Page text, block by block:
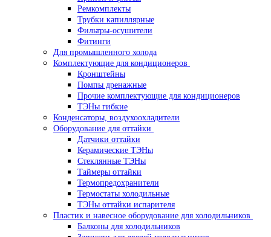
Ремкомплекты
Трубки капиллярные
Фильтры-осушители
Фитинги
Для промышленного холода
Комплектующие для кондиционеров
Кронштейны
Помпы дренажные
Прочие комплектующие для кондиционеров
ТЭНы гибкие
Конденсаторы, воздухоохладители
Оборудование для оттайки
Датчики оттайки
Керамические ТЭНы
Стеклянные ТЭНы
Таймеры оттайки
Термопредохранители
Термостаты холодильные
ТЭНы оттайки испарителя
Пластик и навесное оборудование для холодильников
Балконы для холодильников